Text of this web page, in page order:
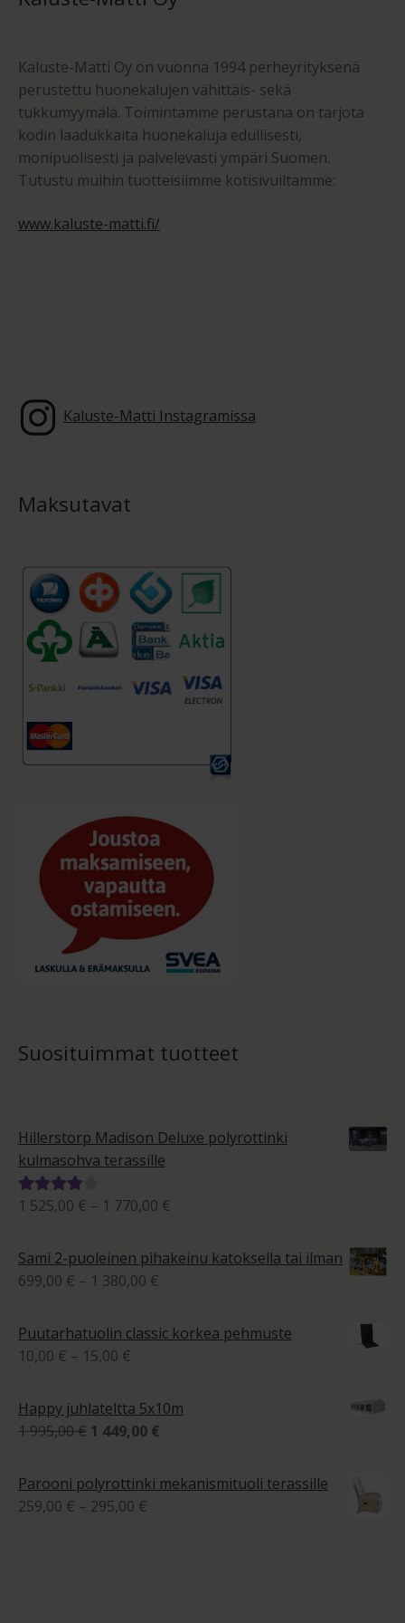
Kaluste-Matti Oy on vuonna 1994 perheyrityksenä
perustettu huonekalujen vähittäis- sekä
tukkumyymälä. Toimintamme perustana on tarjota
kodin laadukkaita huonekaluja edullisesti,
monipuolisesti ja palvelevasti ympäri Suomen.
Tutustu muihin tuotteisiimme kotisivuiltamme:
www.kaluste-matti.fi/
Kaluste-Matti Instagramissa
Maksutavat
Suosituimmat tuotteet
Hillerstorp Madison Deluxe polyrottinki
kulmasohva terassille
Arvostelu
4.00
/ 5
1 525,00 € – 1 770,00 €
525,00 €
Sami 2-puoleinen pihakeinu katoksella tai ilman
699,00 € – 1 380,00 €
-
Puutarhatuolin classic korkea pehmuste
10,00 € – 15,00 €
15,00 €
Happy juhlateltta 5x10m
1 995,00€ Alkuperäinen
oli:
1
1 449,00 €
Parooni polyrottinki mekanismituoli terassille
259,00 € – 295,00 €